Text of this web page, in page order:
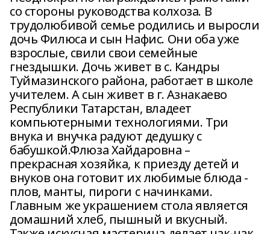
со стороны руководства колхоза. В
трудолюбивой семье родились и выросли
дочь Филюса и сын Нафис. Они оба уже
взрослые, свили свои семейные
гнездышки. Дочь живет в с. Кандры
Туймазинского района, работает в школе
учителем. А сын живет в г. Азнакаево
Республики Татарстан, владеет
компьютерными технологиями. Три
внука и внучка радуют дедушку с
бабушкой.Флюза Хайдаровна –
прекрасная хозяйка, к приезду детей и
внуков она готовит их любимые блюда -
плов, манты, пироги с начинками.
Главным же украшением стола является
домашний хлеб, пышный и вкусный.